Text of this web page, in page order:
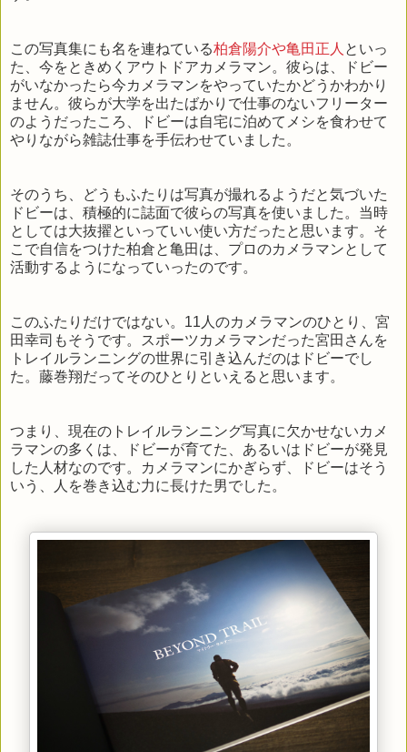
この写真集にも名を連ねている柏倉陽介や亀田正人 といっ
た、今をときめくアウトドアカメラマン。彼らは、ドビー
がいなかったら今カメラマンをやっていたかどうかわかり
ません。彼らが大学を出たばかりで仕事のないフリーター
のようだったころ、ドビーは自宅に泊めてメシを食わせて
やりながら雑誌仕事を手伝わせていました。
そのうち、どうもふたりは写真が撮れるようだと気づいた
ドビーは、積極的に誌面で彼らの写真を使いました。当時
としては大抜擢といっていい使い方だったと思います。そ
こで自信をつけた柏倉と亀田は、プロのカメラマンとして
活動するようになっていったのです。
このふたりだけではない。11人のカメラマンのひとり、宮
田幸司もそうです。スポーツカメラマンだった宮田さんを
トレイルランニングの世界に引き込んだのはドビーでし
た。藤巻翔だってそのひとりといえると思います。
つまり、現在のトレイルランニング写真に欠かせないカメ
ラマンの多くは、ドビーが育てた、あるいはドビーが発見
した人材なのです。カメラマンにかぎらず、ドビーはそう
いう、人を巻き込む力に長けた男でした。